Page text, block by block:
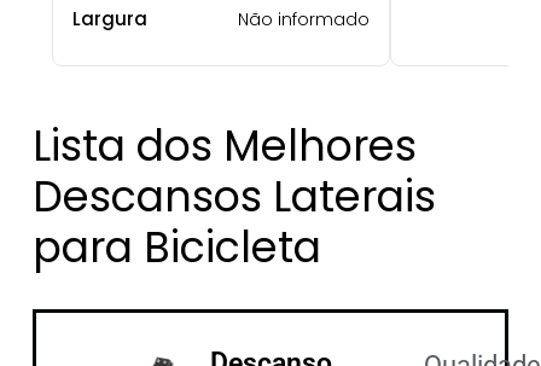
Largura Não informado
Lista dos Melhores
Descansos Laterais
para Bicicleta